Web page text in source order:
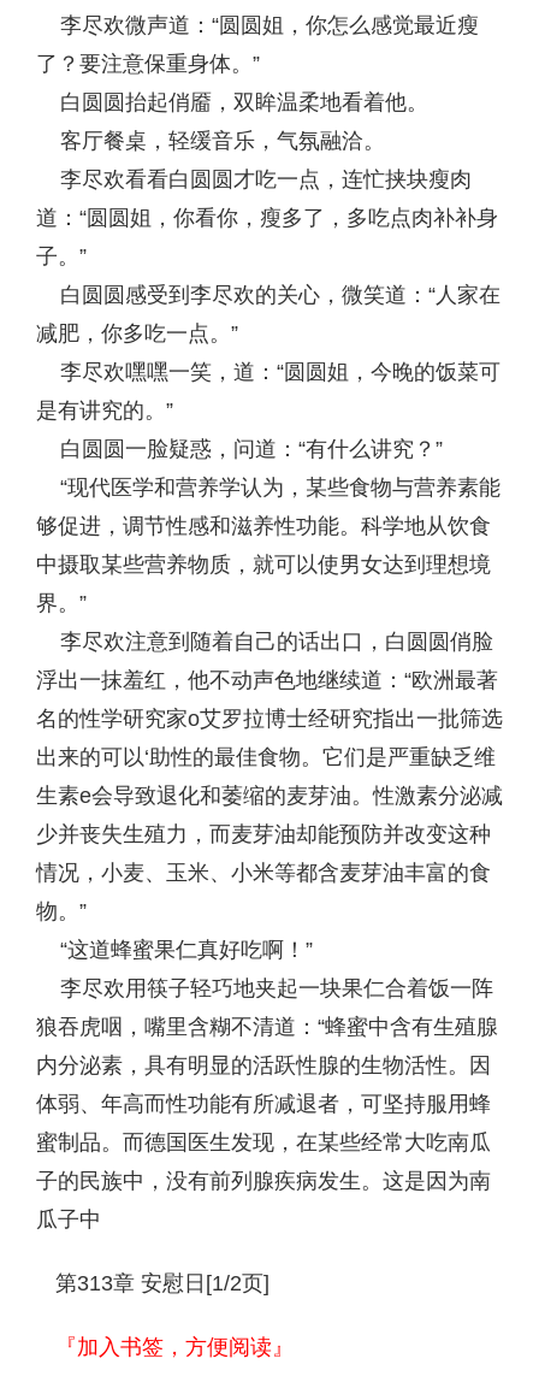
李尽欢微声道：“圆圆姐，你怎么感觉最近瘦
了？要注意保重身体。”
白圆圆抬起俏靥，双眸温柔地看着他。
客厅餐桌，轻缓音乐，气氛融洽。
李尽欢看看白圆圆才吃一点，连忙挟块瘦肉
道：“圆圆姐，你看你，瘦多了，多吃点肉补补身
子。”
白圆圆感受到李尽欢的关心，微笑道：“人家在
减肥，你多吃一点。”
李尽欢嘿嘿一笑，道：“圆圆姐，今晚的饭菜可
是有讲究的。”
白圆圆一脸疑惑，问道：“有什么讲究？”
“现代医学和营养学认为，某些食物与营养素能
够促进，调节性感和滋养性功能。科学地从饮食
中摄取某些营养物质，就可以使男女达到理想境
界。”
李尽欢注意到随着自己的话出口，白圆圆俏脸
浮出一抹羞红，他不动声色地继续道：“欧洲最著
名的性学研究家o艾罗拉博士经研究指出一批筛选
出来的可以‘助性的最佳食物。它们是严重缺乏维
生素e会导致退化和萎缩的麦芽油。性激素分泌减
少并丧失生殖力，而麦芽油却能预防并改变这种
情况，小麦、玉米、小米等都含麦芽油丰富的食
物。”
“这道蜂蜜果仁真好吃啊！”
李尽欢用筷子轻巧地夹起一块果仁合着饭一阵
狼吞虎咽，嘴里含糊不清道：“蜂蜜中含有生殖腺
内分泌素，具有明显的活跃性腺的生物活性。因
体弱、年高而性功能有所减退者，可坚持服用蜂
蜜制品。而德国医生发现，在某些经常大吃南瓜
子的民族中，没有前列腺疾病发生。这是因为南
瓜子中
第313章 安慰日[1/2页]
『加入书签，方便阅读』